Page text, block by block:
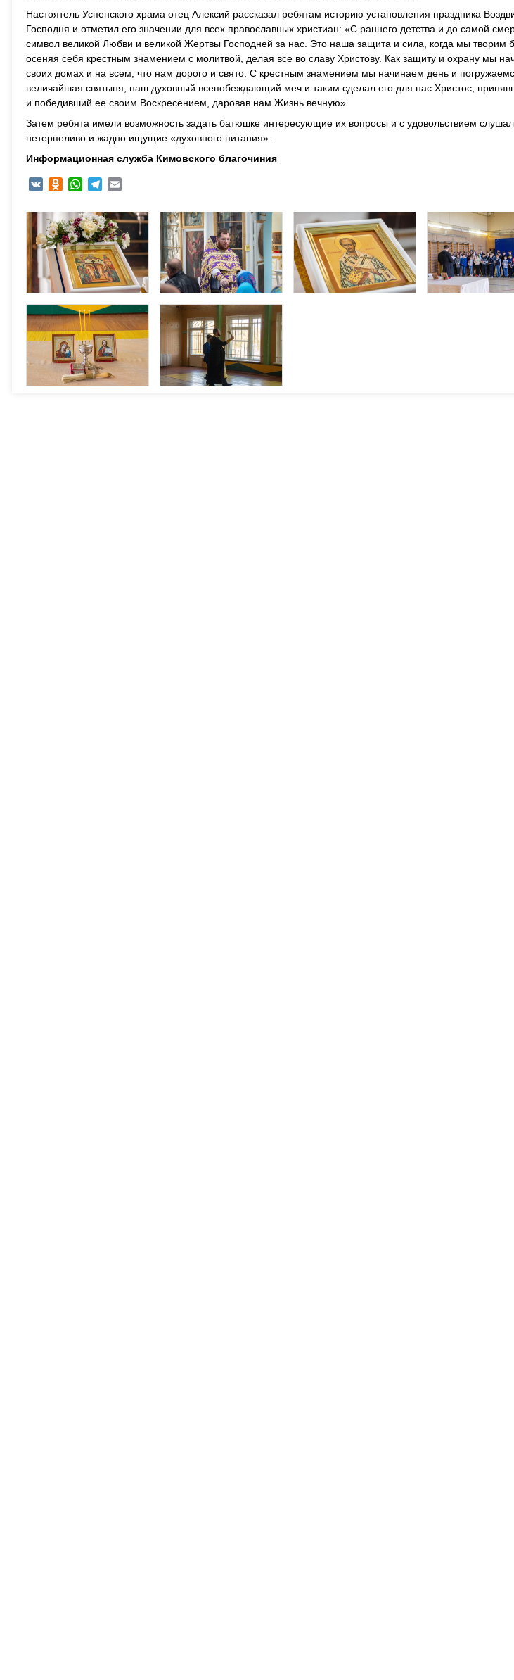
Настоятель Успенского храма отец Алексий рассказал ребятам историю установления праздника
Господня и отметил его значении для всех православных христиан: «С раннего детства и до самой
символ великой Любви и великой Жертвы Господней за нас. Это наша защита и сила, когда мы творим
осеняя себя крестным знамением с молитвой, делая все во славу Христову. Как защиту и охрану мы
своих домах и на всем, что нам дорого и свято. С крестным знамением мы начинаем день и
величайшая святыня, наш духовный всепобеждающий меч и таким сделал его для нас Христос,
и победивший ее своим Воскресением, даровав нам Жизнь вечную».
Затем ребята имели возможность задать батюшке интересующие их вопросы и с удовольствием
нетерпеливо и жадно ищущие «духовного питания».
Информационная служба Кимовского благочиния
VK Odnoklassniki
WhatsAppTelegram